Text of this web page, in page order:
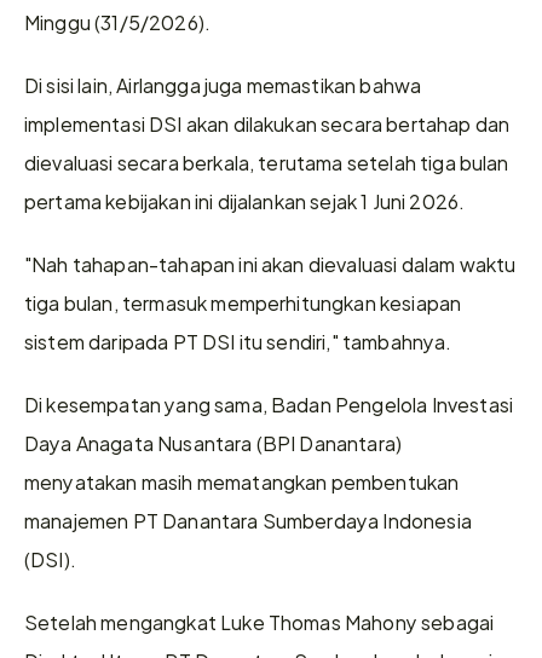
Minggu (31/5/2026).
Di sisi lain, Airlangga juga memastikan bahwa
implementasi DSI akan dilakukan secara bertahap dan
dievaluasi secara berkala, terutama setelah tiga bulan
pertama kebijakan ini dijalankan sejak 1 Juni 2026.
"Nah tahapan-tahapan ini akan dievaluasi dalam waktu
tiga bulan, termasuk memperhitungkan kesiapan
sistem daripada PT DSI itu sendiri," tambahnya.
Di kesempatan yang sama, Badan Pengelola Investasi
Daya Anagata Nusantara (BPI Danantara)
menyatakan masih mematangkan pembentukan
manajemen PT Danantara Sumberdaya Indonesia
(DSI).
Setelah mengangkat Luke Thomas Mahony sebagai